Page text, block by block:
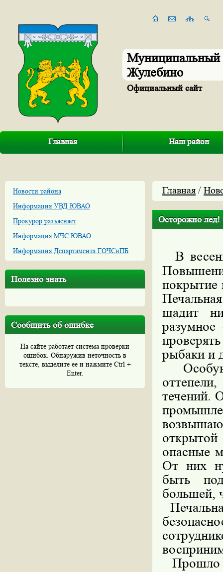
Муниципальный
Жулебино
Официальный сайт
Главная Наш район
Новости района
Информация УВД ЮВАО
Прокурор разъясняет
Информация МЧС ЮВАО
Информация Департамента ГОЧСиПБ
Полезно знать
Сообщить об ошибке
На сайте работает система проверки
ошибок. Обнаружив неточность в
тексте, выделите ее и нажмите Ctrl +
Enter.
Главная /
Осторожно лед!
В
покрытие
щадит
рыбаки и
Особую
течений.
опасные
От них
быть
большей,
Прошло